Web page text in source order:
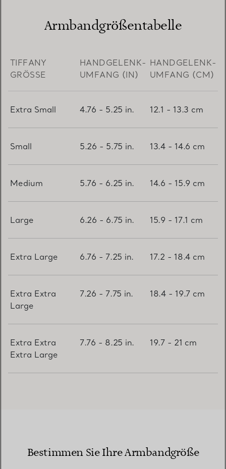
Armbandgrößentabelle
TIFFANY
GRÖSSE
HANDGELENK-
UMFANG (IN)
HANDGELENK-
UMFANG (CM)
Extra Small 4.76 - 5.25 in. 12.1 - 13.3 cm
Small 5.26 - 5.75 in. 13.4 - 14.6 cm
Medium 5.76 - 6.25 in. 14.6 - 15.9 cm
Large 6.26 - 6.75 in. 15.9 - 17.1 cm
Extra Large 6.76 - 7.25 in. 17.2 - 18.4 cm
Extra Extra
Large
7.26 - 7.75 in. 18.4 - 19.7 cm
Extra Extra
Extra Large
7.76 - 8.25 in. 19.7 - 21 cm
Bestimmen Sie Ihre Armbandgröße